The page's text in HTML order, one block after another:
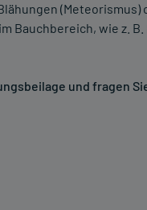
Bauchbereich, wie z.
und fragen